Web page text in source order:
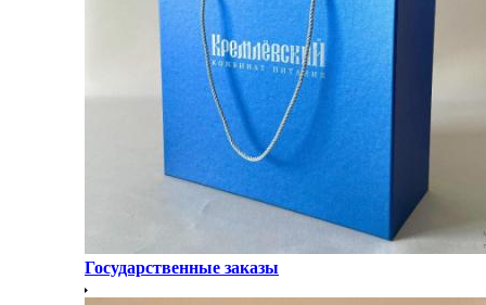
Государственные заказы